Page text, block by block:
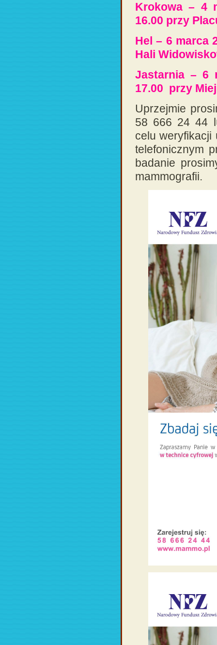
Krokowa – 4
16.00 przy
Hel – 6 marca
Hali
Jastarnia – 6
17.00 przy
Uprzejmie
58 666 24 44
celu weryfikacji
telefonicznym
badanie
mammografii.